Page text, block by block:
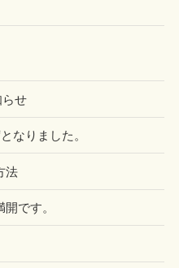
せ
なりました。
法
です。